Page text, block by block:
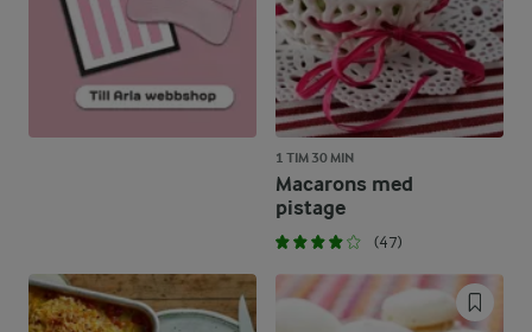
1 TIM 30 MIN
Macarons med
pistage
(47)